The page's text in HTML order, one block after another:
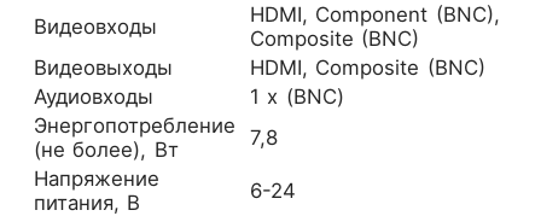
Видеовходы
HDMI, Component (BNC),
Composite (BNC)
Видеовыходы
HDMI, Composite (BNC)
Аудиовходы
1 х (BNC)
Энергопотребление
(не более), Вт
7,8
Напряжение
питания, В
6-24